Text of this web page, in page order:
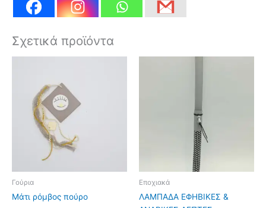
Σχετικά προϊόντα
Γούρια
Μάτι ρόμβος πούρο
Εποχιακά
ΛΑΜΠΑΔΑ ΕΦΗΒΙΚΕΣ &